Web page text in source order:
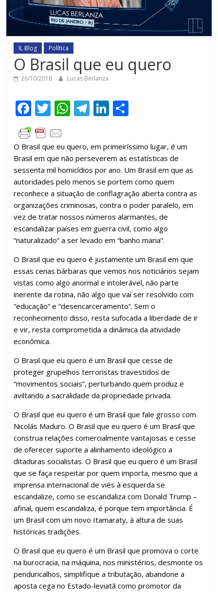
IL Blog Política
O Brasil que eu quero
26/10/2018 Lucas Berlanza
F
ac
e
b
o
o
k
T
w
itt
er
W
s
A
p
p
T
gr
a
m
Li
k
e
dI
n
m
p
ar
til
h
ar
O Brasil que eu quero, em primeiríssimo lugar, é um
Brasil em que não perseverem as estatísticas de
sessenta mil homicídios por ano. Um Brasil em que as
autoridades pelo menos se portem como quem
reconhece a situação de conflagração aberta contra as
organizações criminosas, contra o poder paralelo, em
vez de tratar nossos números alarmantes, de
escandalizar países em guerra civil, como algo
“naturalizado” a ser levado em “banho maria”.
O Brasil que eu quero é justamente um Brasil em que
essas cenas bárbaras que vemos nos noticiários sejam
vistas como algo anormal e intolerável, não parte
inerente da rotina, não algo que vai ser resolvido com
“educação” e “desencarceramento”. Sem o
reconhecimento disso, resta sufocada a liberdade de ir
e vir, resta comprometida a dinâmica da atividade
econômica.
O Brasil que eu quero é um Brasil que cesse de
proteger grupelhos terroristas travestidos de
“movimentos sociais”, perturbando quem produz e
aviltando a sacralidade da propriedade privada.
O Brasil que eu quero é um Brasil que fale grosso com
Nicolás Maduro. O Brasil que eu quero é um Brasil que
construa relações comercialmente vantajosas e cesse
de oferecer suporte a alinhamento ideológico a
ditaduras socialistas. O Brasil que eu quero é um Brasil
que se faça respeitar por quem importa, mesmo que a
imprensa internacional de viés à esquerda se
escandalize, como se escandaliza com Donald Trump –
afinal, quem escandaliza, é porque tem importância. É
um Brasil com um novo Itamaraty, à altura de suas
históricas tradições.
O Brasil que eu quero é um Brasil que promova o corte
na burocracia, na máquina, nos ministérios, desmonte os
penduricalhos, simplifique a tributação, abandone a
aposta cega no Estado-leviatã como promotor da